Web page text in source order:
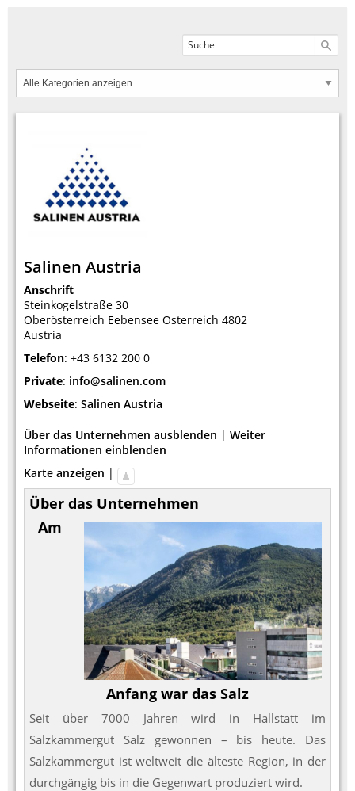
Salinen Austria
Anschrift
Steinkogelstraße 30
Oberösterreich Eebensee Österreich 4802
Austria
Telefon: +43 6132 200 0
Private: info@salinen.com
Webseite: Salinen Austria
Über das Unternehmen ausblenden | Weiter
Informationen einblenden
Karte anzeigen |
Über das Unternehmen
Am
Anfang war das Salz
Seit über 7000 Jahren wird in Hallstatt im
Salzkammergut Salz gewonnen – bis heute. Das
Salzkammergut ist weltweit die älteste Region, in der
durchgängig bis in die Gegenwart produziert wird.